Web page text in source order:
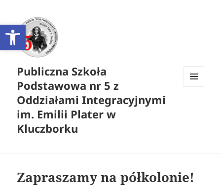
Otwórz pasek narzędzi
Publiczna Szkoła
Podstawowa nr 5 z
Oddziałami Integracyjnymi
im. Emilii Plater w
Kluczborku
Zapraszamy na półkolonie!